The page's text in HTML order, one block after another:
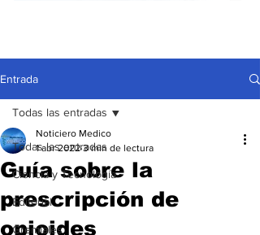
Entrada
Todas las entradas
Ciencia y Tecnología
Editorial
Gremiales
Todas las entradas
Guía sobre la
prescripción de
opioides
Noticiero Medico
1 abr 2022 3 min de lectura